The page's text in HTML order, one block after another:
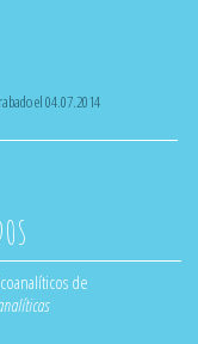
el 04.07.2014
de